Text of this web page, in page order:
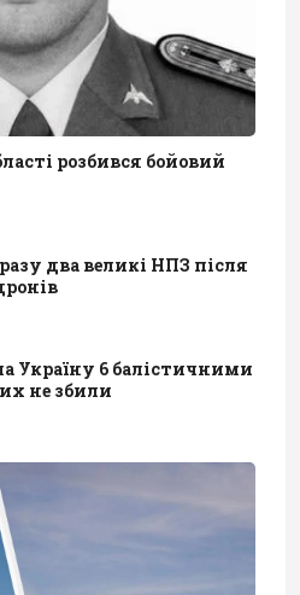
розбився бойовий
два великі НПЗ після
Україну 6 балістичними
не збили